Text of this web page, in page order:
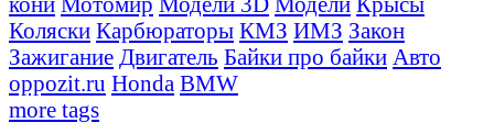
Коляски Карбюраторы КМЗ ИМЗ Закон
Зажигание Двигатель Байки про байки Авто
oppozit.ru Honda BMW
more tags